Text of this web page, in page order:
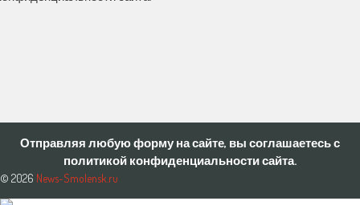
Отправляя любую форму на сайте, вы соглашаетесь с
политикой конфиденциальности сайта.
© 2026 News-Smolensk.ru